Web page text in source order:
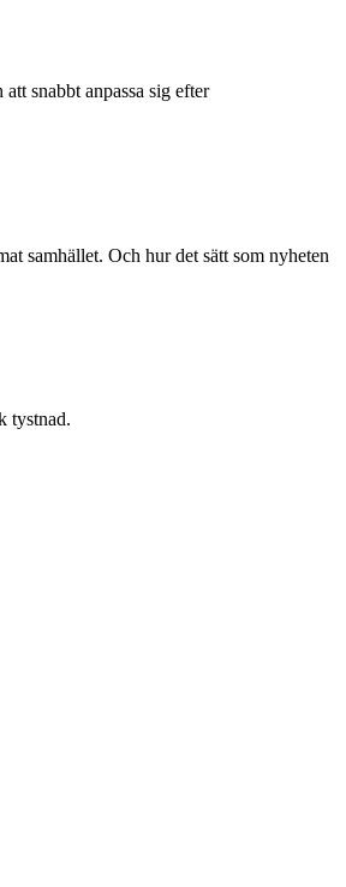
snabbt anpassa sig efter
samhället. Och hur det sätt som nyheten
tystnad.